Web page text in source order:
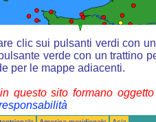
clic sui pulsanti verdi con
verde con un trattino
per le mappe adiacenti.
questo sito formano